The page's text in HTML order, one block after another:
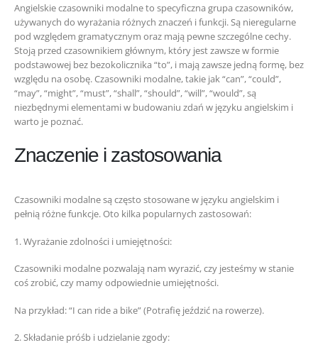
Angielskie czasowniki modalne to specyficzna grupa czasowników,
używanych do wyrażania różnych znaczeń i funkcji. Są nieregularne
pod względem gramatycznym oraz mają pewne szczególne cechy.
Stoją przed czasownikiem głównym, który jest zawsze w formie
podstawowej bez bezokolicznika “to”, i mają zawsze jedną formę, bez
względu na osobę. Czasowniki modalne, takie jak “can”, “could”,
“may”, “might”, “must”, “shall”, “should”, “will”, “would”, są
niezbędnymi elementami w budowaniu zdań w języku angielskim i
warto je poznać.
Znaczenie i zastosowania
Czasowniki modalne są często stosowane w języku angielskim i
pełnią różne funkcje. Oto kilka popularnych zastosowań:
1. Wyrażanie zdolności i umiejętności:
Czasowniki modalne pozwalają nam wyrazić, czy jesteśmy w stanie
coś zrobić, czy mamy odpowiednie umiejętności.
Na przykład: “I can ride a bike” (Potrafię jeździć na rowerze).
2. Składanie próśb i udzielanie zgody: